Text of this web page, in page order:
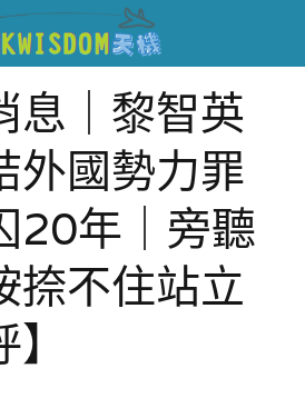
英案
錄
息｜黎智英
外國勢力罪
20年｜旁聽
捺不住站立